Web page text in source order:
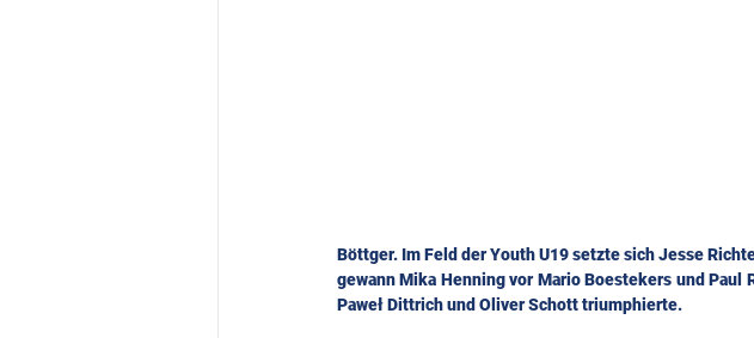
Böttger. Im Feld der Youth U19 setzte sich Jesse
gewann Mika Henning vor Mario Boestekers und Paul
Paweł Dittrich und Oliver Schott triumphierte.